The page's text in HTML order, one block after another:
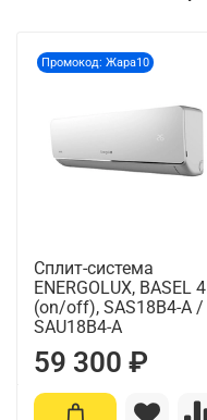
Промокод: Жара10
Сплит-система
ENERGOLUX, BASEL 4
(on/off), SAS18B4-A /
SAU18B4-A
59 300 ₽